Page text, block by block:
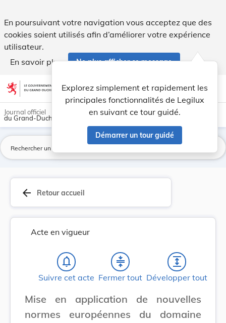
En poursuivant votre navigation vous acceptez que des
cookies soient utilisés afin d’améliorer votre expérience
utilisateur.
En savoir plus
Ne plus afficher ce message
Aller au contenu account_circle help Aide
Explorez simplement et rapidement les
principales fonctionnalités de Legilux
en suivant ce tour guidé.
Démarrer un tour guidé
light_mode dark_mode
Journal officiel
du Grand-Duché de Luxembourg
arrow_back Retour accueil
Acte en vigueur
notifications_none
Suivre cet acte
compress
Fermer tout
expand
Développer tout
Mise en application de nouvelles
normes européennes du domaine